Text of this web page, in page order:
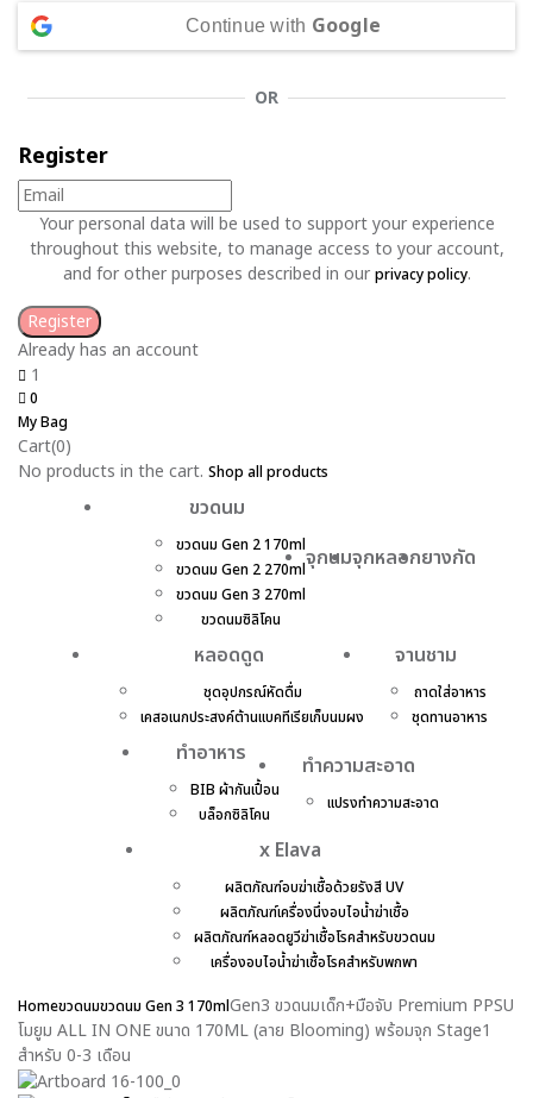
Continue with Google
OR
Register
Your personal data will be used to support your experience
throughout this website, to manage access to your account,
and for other purposes described in our privacy policy.
Already has an account
1
0
My Bag
Cart(0)
No products in the cart. Shop all products
ขวดนม
ขวดนม Gen 2 170ml
ขวดนม Gen 2 270ml
ขวดนม Gen 3 270ml
ขวดนมซิลิโคน
จุกนมจุกหลอกยางกัด
หลอดดูด
ชุดอุปกรณ์หัดดื่ม
เคสอเนกประสงค์ต้านแบคทีเรียเก็บนมผง
จานชาม
ถาดใส่อาหาร
ชุดทานอาหาร
ทำอาหาร
BIB ผ้ากันเปื้อน
บล็อกซิลิโคน
ทำความสะอาด
แปรงทำความสะอาด
x Elava
ผลิตภัณฑ์อบฆ่าเชื้อด้วยรังสี UV
ผลิตภัณฑ์เครื่องนึ่งอบไอน้ำฆ่าเชื้อ
ผลิตภัณฑ์หลอดยูวีฆ่าเชื้อโรคสำหรับขวดนม
เครื่องอบไอน้ำฆ่าเชื้อโรคสำหรับพกพา
Homeขวดนมขวดนม Gen 3 170mlGen3 ขวดนมเด็ก+มือจับ Premium PPSU
โมยูม ALL IN ONE ขนาด 170ML (ลาย Blooming) พร้อมจุก Stage1
สำหรับ 0-3 เดือน